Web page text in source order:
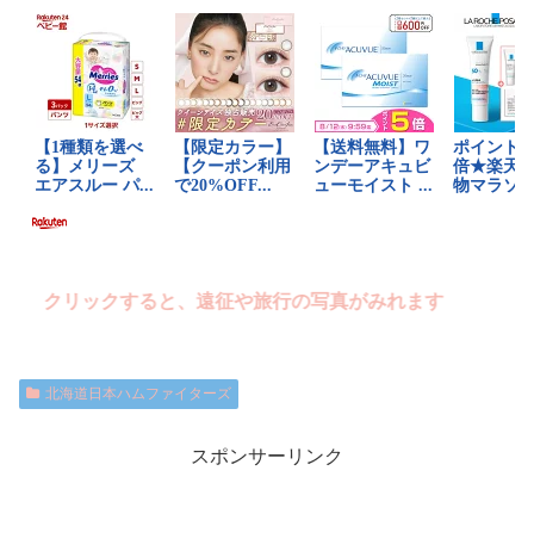
リックすると、遠征や旅行の写真がみれます
北海道日本ハムファイターズ
スポンサーリンク